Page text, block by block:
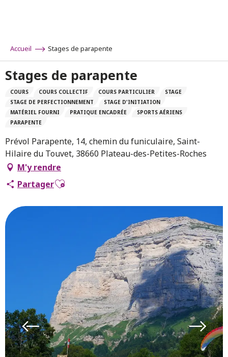
Accueil Stages de parapente
Stages de parapente
COURS COURS COLLECTIF COURS PARTICULIER
STAGE
STAGE DE PERFECTIONNEMENT
STAGE D'INITIATION
MATÉRIEL FOURNI
PRATIQUE ENCADRÉE
SPORTS AÉRIENS
PARAPENTE
Prévol Parapente, 14, chemin du funiculaire, Saint-
Hilaire du Touvet, 38660 Plateau-des-Petites-Roches
M'y rendre
PartagerAjouter aux favoris